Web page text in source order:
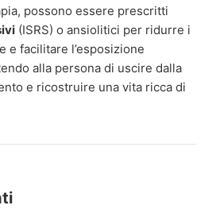
possono essere prescritti
(ISRS) o ansiolitici per ridurre i
e facilitare l’esposizione
alla persona di uscire dalla
e ricostruire una vita ricca di